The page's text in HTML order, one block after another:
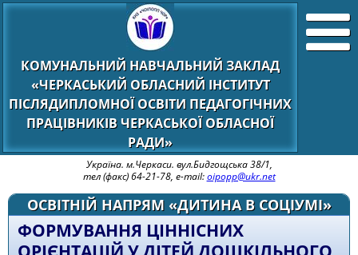
КОМУНАЛЬНИЙ НАВЧАЛЬНИЙ ЗАКЛАД
«ЧЕРКАСЬКИЙ ОБЛАСНИЙ ІНСТИТУТ
ПІСЛЯДИПЛОМНОЇ ОСВІТИ ПЕДАГОГІЧНИХ
ПРАЦІВНИКІВ ЧЕРКАСЬКОЇ ОБЛАСНОЇ
РАДИ»
Україна. м.Черкаси. вул.Бидгощська 38/1,
тел (факс) 64-21-78, e-mail:oipopp@ukr.net
ОСВІТНІЙ НАПРЯМ «ДИТИНА В СОЦІУМІ»
ФОРМУВАННЯ ЦІННІСНИХ